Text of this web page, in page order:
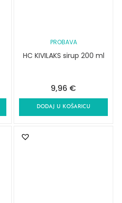
PROBAVA
HC KIVILAKS sirup 200 ml
9,96 €
DODAJ U KOŠARICU